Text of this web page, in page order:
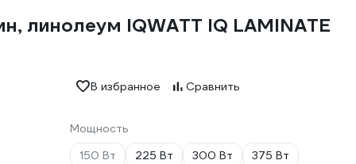
линолеум IQWATT IQ LAMINATE
В избранное Сравнить
Мощность
150 Вт
225 Вт 300 Вт
375 Вт